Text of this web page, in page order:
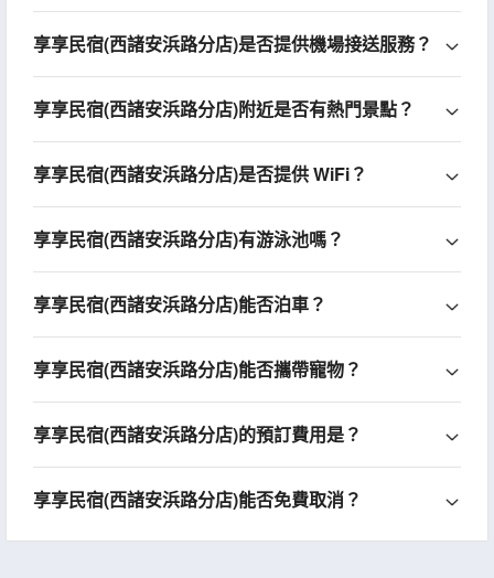
享享民宿(西諸安浜路分店)是否提供機場接送服務？
享享民宿(西諸安浜路分店)附近是否有熱門景點？
享享民宿(西諸安浜路分店)是否提供 WiFi？
享享民宿(西諸安浜路分店)有游泳池嗎？
享享民宿(西諸安浜路分店)能否泊車？
享享民宿(西諸安浜路分店)能否攜帶寵物？
享享民宿(西諸安浜路分店)的預訂費用是？
享享民宿(西諸安浜路分店)能否免費取消？